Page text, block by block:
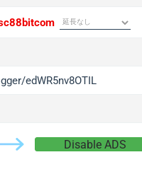
edWR5nv8OTIL
Disable ADS